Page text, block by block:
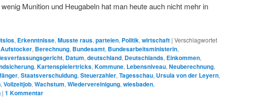
Munition und Heugabeln hat man heute auch nicht mehr in
, Erkenntnisse, Musste raus, parteien, Politik, wirtschaft | Verschlagwortet
Aufstocker, Berechnung, Bundesamt, Bundesarbeitsministerin,
, Datum, deutschland, Deutschlands, Einkommen,
, Kartenspielertricks, Kommune, Lebensniveau, Neuberechnung,
, Staatsverschuldung, Steuerzahler, Tagesschau, Ursula von der Leyern,
, Vollzeitjob, Wachstum, Wiedervereinigung, wiesbaden,
| 1 Kommentar